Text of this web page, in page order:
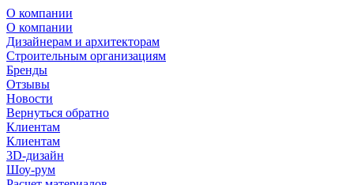
О компании
О компании
Дизайнерам и архитекторам
Строительным организациям
Бренды
Отзывы
Новости
Вернуться обратно
Клиентам
Клиентам
3D-дизайн
Шоу-рум